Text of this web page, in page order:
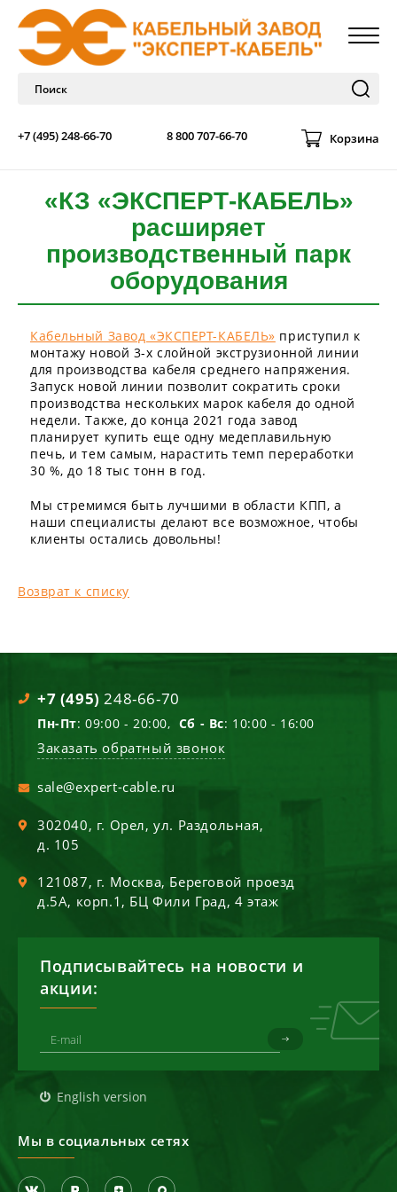
+7 (495) 248-66-70 8 800 707-66-70 Корзина
«КЗ «ЭКСПЕРТ-КАБЕЛЬ»
расширяет
производственный парк
оборудования
Кабельный Завод «ЭКСПЕРТ-КАБЕЛЬ» приступил к
монтажу новой 3-х слойной экструзионной линии
для производства кабеля среднего напряжения.
Запуск новой линии позволит сократить сроки
производства нескольких марок кабеля до одной
недели. Также, до конца 2021 года завод
планирует купить еще одну медеплавильную
печь, и тем самым, нарастить темп переработки
30 %, до 18 тыс тонн в год.
Мы стремимся быть лучшими в области КПП, а
наши специалисты делают все возможное, чтобы
клиенты остались довольны!
Возврат к списку
+7 (495) 248-66-70
Пн-Пт: 09:00 - 20:00, Сб - Вс: 10:00 - 16:00
Заказать обратный звонок
sale@expert-cable.ru
302040, г. Орел,ул. Раздольная,
д. 105
121087, г. Москва, Береговой проезд
д.5А, корп.1, БЦ Фили Град, 4 этаж
Подписывайтесь на новости и
акции:
English version
Мы в социальных сетях